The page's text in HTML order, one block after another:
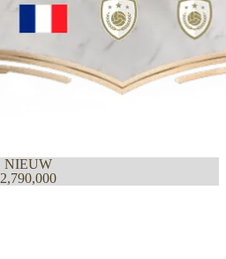
NIEUW
2,790,000